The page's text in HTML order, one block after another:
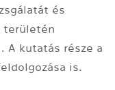
és
területén
A kutatás része a
is.